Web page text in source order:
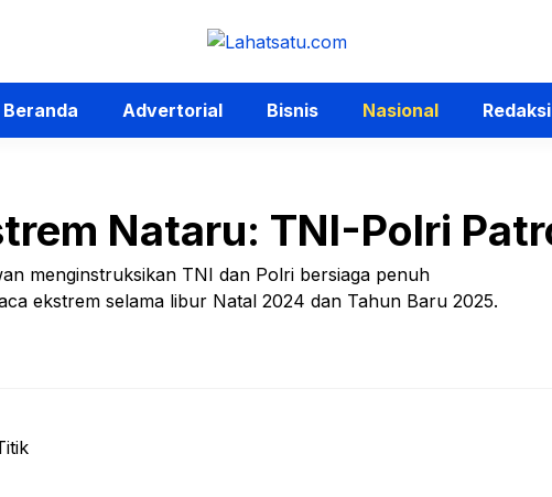
Beranda Advertorial Bisnis Nasional Redaksi
Nataru: TNI-Polri
menginstruksikan TNI dan Polri bersiaga penuh
ekstrem selama libur Natal 2024 dan Tahun Baru 2025.